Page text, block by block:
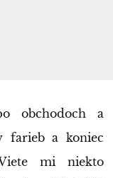
obchodoch a
farieb a koniec
mi niekto